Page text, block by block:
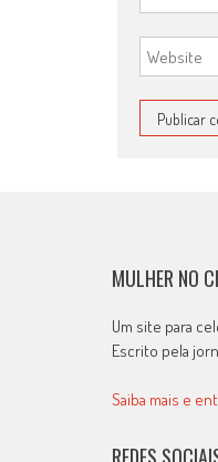
MULHER NO
Um site para
Escrito pela
Saiba mais e